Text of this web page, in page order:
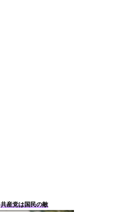
共産党は国民の敵